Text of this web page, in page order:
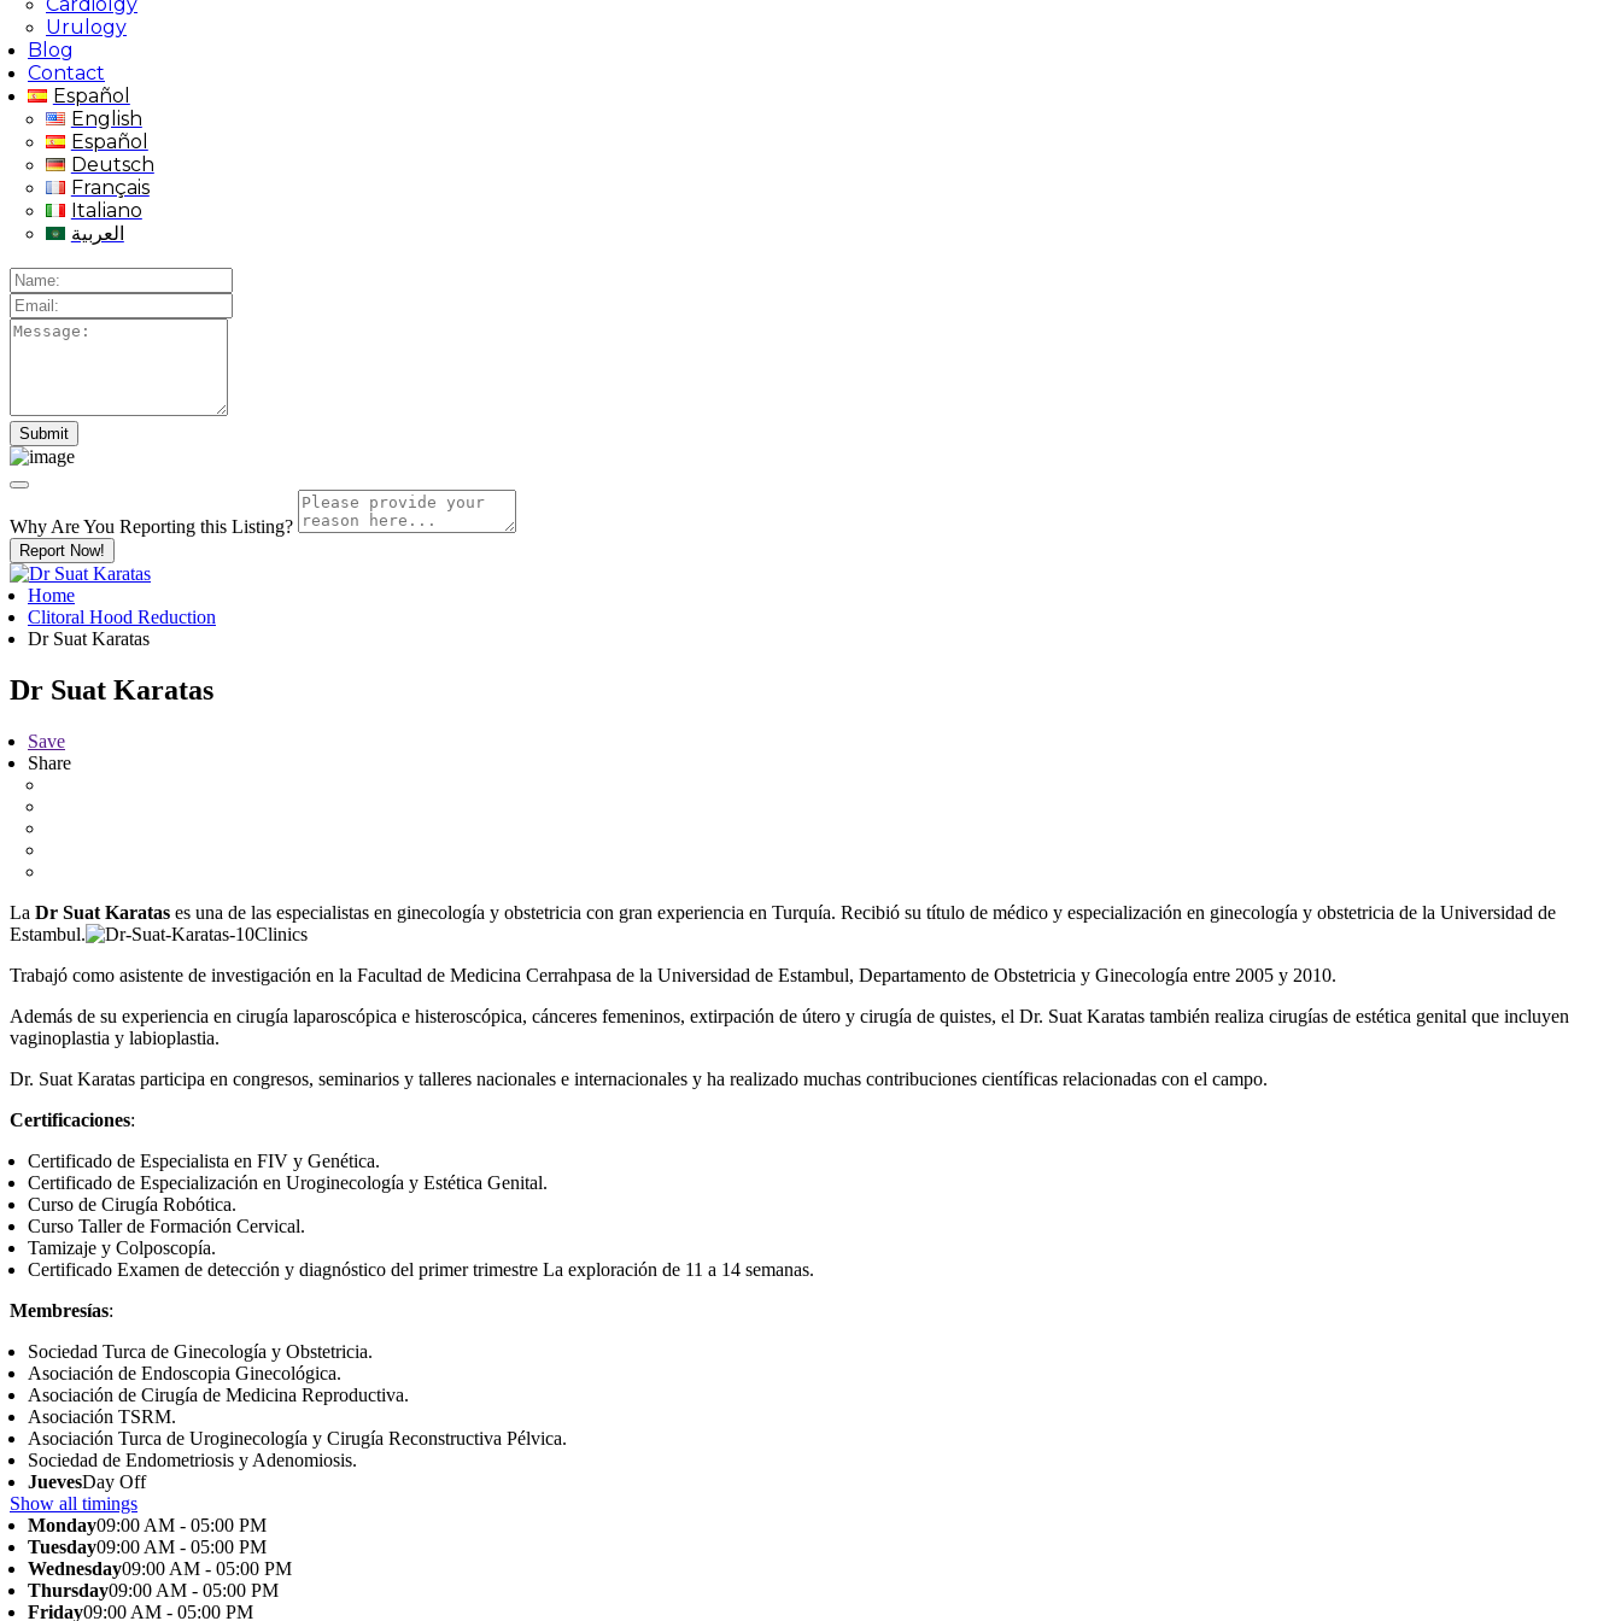
Urulogy
Blog
Contact
Español
English
Español
Deutsch
Français
Italiano
العربية
Why Are You Reporting this Listing?
Report Now!
Home
Clitoral Hood Reduction
Dr Suat Karatas
Dr Suat Karatas
Save
Share
La Dr Suat Karatas es una de las especialistas en ginecología y obstetricia con gran experiencia en Turquía. Recibió su título de médico y especialización en ginecología y obstetricia de la Universidad de
Estambul.
Trabajó como asistente de investigación en la Facultad de Medicina Cerrahpasa de la Universidad de Estambul, Departamento de Obstetricia y Ginecología entre 2005 y 2010.
Además de su experiencia en cirugía laparoscópica e histeroscópica, cánceres femeninos, extirpación de útero y cirugía de quistes, el Dr. Suat Karatas también realiza cirugías de estética genital que incluyen
vaginoplastia y labioplastia.
Dr. Suat Karatas participa en congresos, seminarios y talleres nacionales e internacionales y ha realizado muchas contribuciones científicas relacionadas con el campo.
Certificaciones:
Certificado de Especialista en FIV y Genética.
Certificado de Especialización en Uroginecología y Estética Genital.
Curso de Cirugía Robótica.
Curso Taller de Formación Cervical.
Tamizaje y Colposcopía.
Certificado Examen de detección y diagnóstico del primer trimestre La exploración de 11 a 14 semanas.
Membresías:
Sociedad Turca de Ginecología y Obstetricia.
Asociación de Endoscopia Ginecológica.
Asociación de Cirugía de Medicina Reproductiva.
Asociación TSRM.
Asociación Turca de Uroginecología y Cirugía Reconstructiva Pélvica.
Sociedad de Endometriosis y Adenomiosis.
JuevesDay Off
Show all timings
Monday09:00 AM - 05:00 PM
Tuesday09:00 AM - 05:00 PM
Wednesday09:00 AM - 05:00 PM
Thursday09:00 AM - 05:00 PM
Friday09:00 AM - 05:00 PM